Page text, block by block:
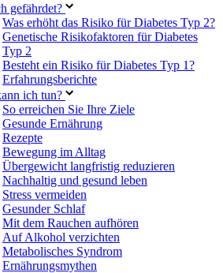
gefährdet?
Was erhöht das Risiko für Diabetes Typ 2?
Genetische Risikofaktoren für Diabetes
Typ 2
Besteht ein Risiko für Diabetes Typ 1?
Erfahrungsberichte
ich tun?
So erreichen Sie Ihre Ziele
Gesunde Ernährung
Rezepte
Bewegung im Alltag
Übergewicht langfristig reduzieren
Nachhaltig und gesund leben
Stress vermeiden
Gesunder Schlaf
Mit dem Rauchen aufhören
Auf Alkohol verzichten
Metabolisches Syndrom
Ernährungsmythen